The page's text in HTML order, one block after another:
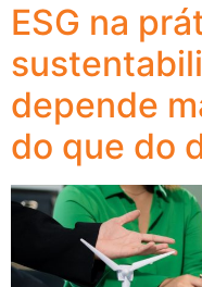
ESG na
depende
do que do